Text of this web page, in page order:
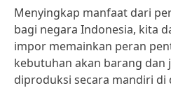
Menyingkap manfaat dari
bagi negara Indonesia, kita
impor memainkan peran
kebutuhan akan barang dan
diproduksi secara mandiri di